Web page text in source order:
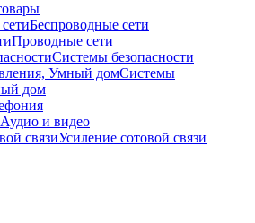
Беспроводные сети
Проводные сети
Системы безопасности
Системы
дом
Аудио и видео
Усиление сотовой связи